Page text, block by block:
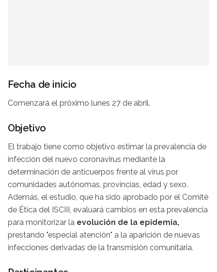
Fecha de inicio
Comenzará el próximo lunes 27 de abril.
Objetivo
El trabajo tiene como objetivo estimar la prevalencia de
infección del nuevo coronavirus mediante la
determinación de anticuerpos frente al virus por
comunidades autónomas, provincias, edad y sexo.
Además, el estudio, que ha sido aprobado por el Comité
de Ética del ISCIII, evaluará cambios en esta prevalencia
para monitorizar la evolución de la epidemia,
prestando "especial atención" a la aparición de nuevas
infecciones derivadas de la transmisión comunitaria.